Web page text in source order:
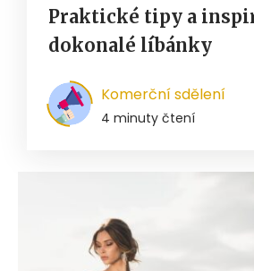
Praktické tipy a
dokonalé líbánky
Komerční sdělení
4 minuty čtení